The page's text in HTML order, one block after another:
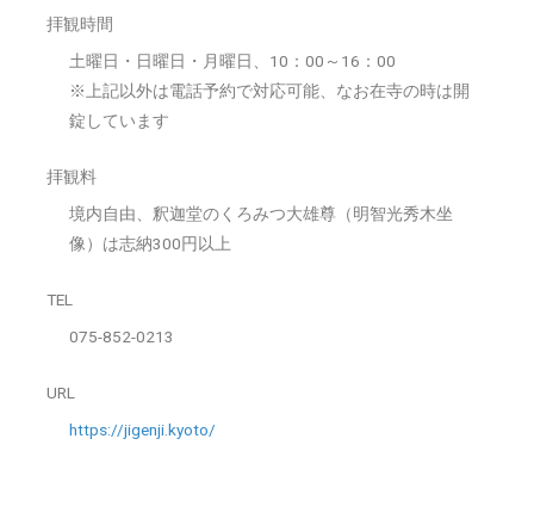
拝観時間
土曜日・日曜日・月曜日、10：00～16：00
※上記以外は電話予約で対応可能、なお在寺の時は開
錠しています
拝観料
境内自由、釈迦堂のくろみつ大雄尊（明智光秀木坐
像）は志納300円以上
TEL
075-852-0213
URL
https://jigenji.kyoto/